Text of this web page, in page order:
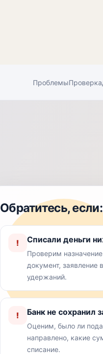
ПроблемыПроверка
Обратитесь, если:
! Списали деньги
Проверим
документ, заявление
удержаний.
! Банк не сохранил
Оценим, было ли
направлено, какие
списание.